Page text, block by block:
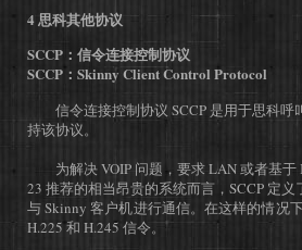
4 思科其他协议
SCCP：信令连接控制协议
SCCP：Skinny Client Control Protocol
信令连接控制协议 SCCP 是用于思科呼
持该协议。
为解决 VOIP 问题，要求 LAN 或者基于
23 推荐的相当昂贵的系统而言，SCCP 定
与 Skinny 客户机进行通信。在这样的情况
H.225 和 H.245 信令。